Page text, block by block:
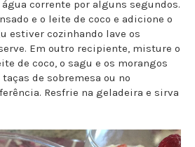
corrente por alguns segundos.
e o leite de coco e adicione o
estiver cozinhando lave os
Em outro recipiente, misture o
de coco, o sagu e os morangos
de sobremesa ou no
Resfrie na geladeira e sirva